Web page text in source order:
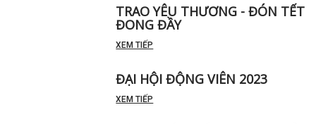
TRAO YÊU THƯƠNG - ĐÓN TẾT
ĐONG ĐẦY
XEM TIẾP
ĐẠI HỘI ĐỘNG VIÊN 2023
XEM TIẾP